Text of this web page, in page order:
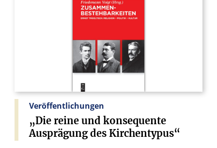
Veröffentlichungen
„Die reine und konsequente
Ausprägung des Kirchentypus“